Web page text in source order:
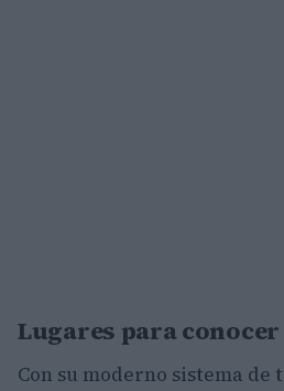
Lugares para conocer
Con su moderno sistema de